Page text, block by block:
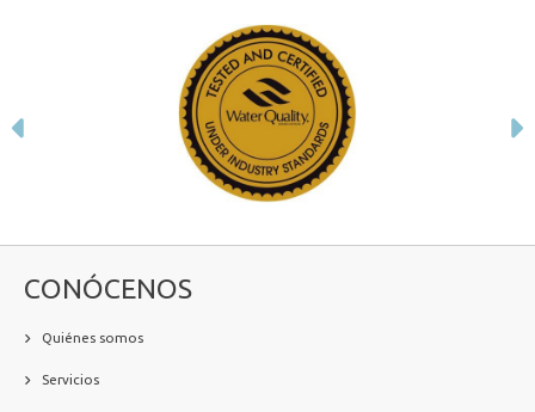
CONÓCENOS
Quiénes somos
Servicios